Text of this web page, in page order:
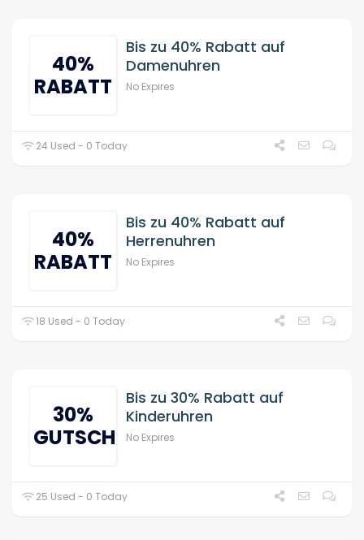
40%
RABATT
Bis zu 40% Rabatt auf
Damenuhren
No Expires
24 Used - 0 Today
40%
RABATT
Bis zu 40% Rabatt auf
Herrenuhren
No Expires
18 Used - 0 Today
30%
GUTSCHEIN
Bis zu 30% Rabatt auf
Kinderuhren
No Expires
25 Used - 0 Today